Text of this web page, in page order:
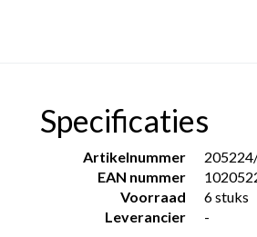
Specificaties
Artikelnummer
EAN nummer
Voorraad
6 stuks
Leverancier
-